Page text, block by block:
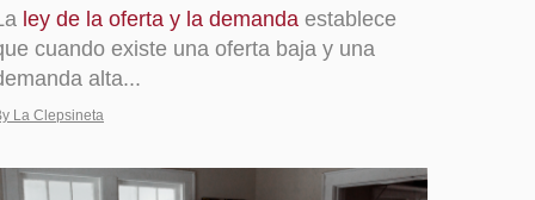
ley de la oferta y la demanda establece
cuando existe una oferta baja y una
alta...
La Clepsineta